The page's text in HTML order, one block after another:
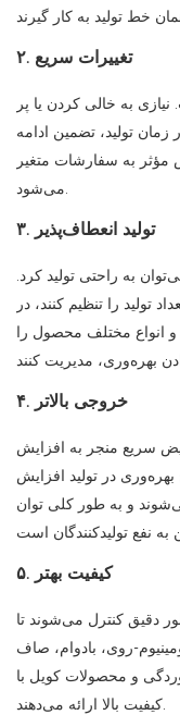
۲. تغییرات سریع
به خالی کردن یا پر
تولید، تضمین ادامه
مؤثر به سفارشات متغیر
می‌شود.
۳. تولید انعطاف‌پذیر
به راحتی تولید کرد.
تولید را تنظیم کنند، در
انواع مختلف محصول را
۴. خروجی بالاتر
سریع منجر به افزایش
در تولید افزایش
و به طور کلی توان
۵. کیفیت بهتر
دقیق کنترل می‌شوند تا
روی، بادوام، صاف
و محصولات کویل با
کیفیت بالا ارائه می‌دهند.